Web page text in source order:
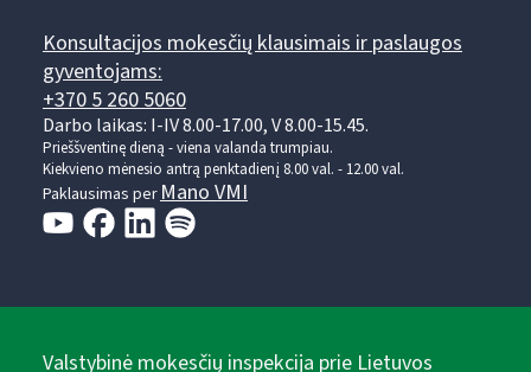
Konsultacijos mokesčių klausimais ir paslaugos
gyventojams:
+370 5 260 5060
Darbo laikas: I-IV 8.00-17.00, V 8.00-15.45.
Prieššventinę dieną - viena valanda trumpiau.
Kiekvieno mėnesio antrą penktadienį 8.00 val. - 12.00 val.
Paklausimas perMano VMI
Valstybinė mokesčių inspekcija prie Lietuvos